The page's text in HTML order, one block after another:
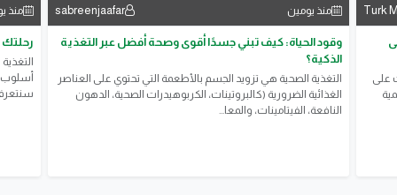
Turk
على
منذ يومين sabreenjaafar
وقود الحياة: كيف تبني جسدًا أقوى وصحة أفضل عبر التغذية
الذكية؟
التغذية الصحية هي تزويد الجسم بالأطعمة التي تحتوي على العناصر
الغذائية الضرورية (كالبروتينات، الكربوهيدرات الصحية، الدهون
النافعة، الفيتامينات، والمعا...
منذ